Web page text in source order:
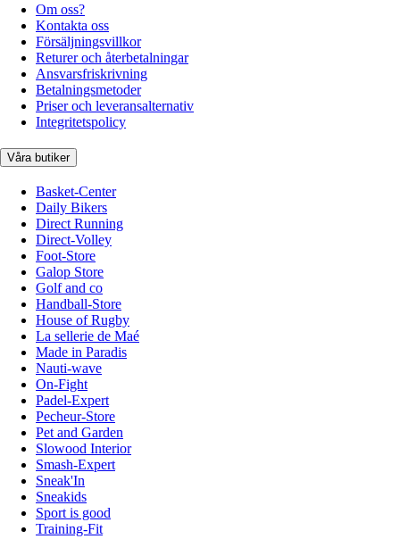
Om oss?
Kontakta oss
Försäljningsvillkor
Returer och återbetalningar
Ansvarsfriskrivning
Betalningsmetoder
Priser och leveransalternativ
Integritetspolicy
Våra butiker
Basket-Center
Daily Bikers
Direct Running
Direct-Volley
Foot-Store
Galop Store
Golf and co
Handball-Store
House of Rugby
La sellerie de Maé
Made in Paradis
Nauti-wave
On-Fight
Padel-Expert
Pecheur-Store
Pet and Garden
Slowood Interior
Smash-Expert
Sneak'In
Sneakids
Sport is good
Training-Fit